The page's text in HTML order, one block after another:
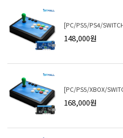
[PC/PS5/PS4/
148,000원
[PC/PS5/XBOX/
168,000원